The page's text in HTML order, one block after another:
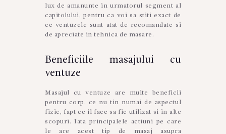
lux de amanunte in urmatorul segment al
capitolului, pentru ca voi sa stiti exact de
ce ventuzele sunt atat de recomandate si
de apreciate in tehnica de masare.
Beneficiile masajului cu
ventuze
Masajul cu ventuze are multe beneficii
pentru corp, ce nu tin numai de aspectul
fizic, fapt ce il face sa fie utilizat si in alte
scopuri. Iata principalele actiuni pe care
le are acest tip de masaj asupra